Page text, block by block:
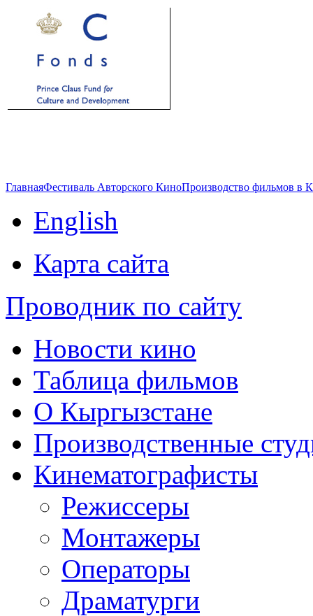
ГлавнаяФестиваль Авторского КиноПроизводство фильмов в
English
Карта сайта
Проводник по сайту
Новости кино
Таблица фильмов
О Кыргызстане
Производственные
Кинематографисты
Режиссеры
Монтажеры
Операторы
Драматурги